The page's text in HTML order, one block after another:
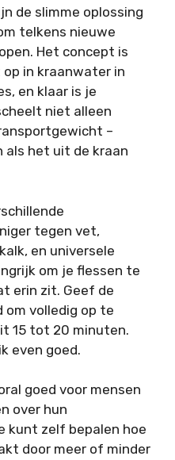
de slimme oplossing
telkens nieuwe
Het concept is
in kraanwater in
en klaar is je
niet alleen
–
als het uit de kraan
tegen vet,
en universele
om je flessen te
erin zit. Geef de
volledig op te
15 tot 20 minuten.
even goed.
goed voor mensen
over hun
kunt zelf bepalen hoe
door meer of minder